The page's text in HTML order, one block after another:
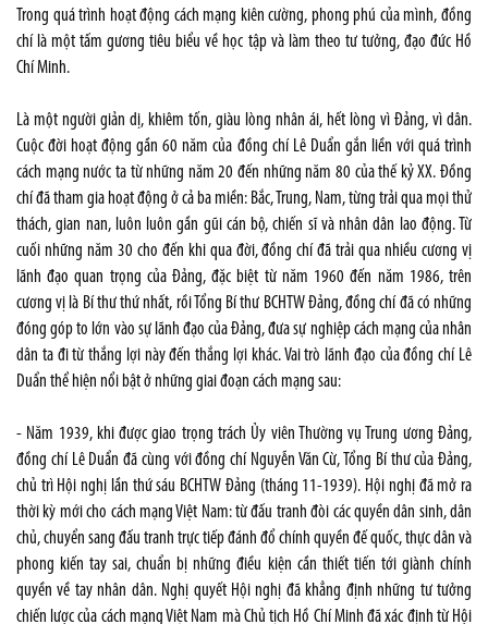
Trong quá trình hoạt động cách mạng kiên cường, phong phú của mình, đồng
chí là một tấm gương tiêu biểu về học tập và làm theo tư tưởng, đạo đức Hồ
Chí Minh.
Là một người giản dị, khiêm tốn, giàu lòng nhân ái, hết lòng vì Đảng, vì dân.
Cuộc đời hoạt động gần 60 năm của đồng chí Lê Duẩn gắn liền với quá trình
cách mạng nước ta từ những năm 20 đến những năm 80 của thế kỷ XX. Đồng
chí đã tham gia hoạt động ở cả ba miền: Bắc, Trung, Nam, từng trải qua mọi thử
thách, gian nan, luôn luôn gần gũi cán bộ, chiến sĩ và nhân dân lao động. Từ
cuối những năm 30 cho đến khi qua đời, đồng chí đã trải qua nhiều cương vị
lãnh đạo quan trọng của Đảng, đặc biệt từ năm 1960 đến năm 1986, trên
cương vị là Bí thư thứ nhất, rồi Tổng Bí thư BCHTW Đảng, đồng chí đã có những
đóng góp to lớn vào sự lãnh đạo của Đảng, đưa sự nghiệp cách mạng của nhân
dân ta đi từ thắng lợi này đến thắng lợi khác. Vai trò lãnh đạo của đồng chí Lê
Duẩn thể hiện nổi bật ở những giai đoạn cách mạng sau:
- Năm 1939, khi được giao trọng trách Ủy viên Thường vụ Trung ương Đảng,
đồng chí Lê Duẩn đã cùng với đồng chí Nguyễn Văn Cừ, Tổng Bí thư của Đảng,
chủ trì Hội nghị lần thứ sáu BCHTW Đảng (tháng 11-1939). Hội nghị đã mở ra
thời kỳ mới cho cách mạng Việt Nam: từ đấu tranh đòi các quyền dân sinh, dân
chủ, chuyển sang đấu tranh trực tiếp đánh đổ chính quyền đế quốc, thực dân và
phong kiến tay sai, chuẩn bị những điều kiện cần thiết tiến tới giành chính
quyền về tay nhân dân. Nghị quyết Hội nghị đã khẳng định những tư tưởng
chiến lược của cách mạng Việt Nam mà Chủ tịch Hồ Chí Minh đã xác định từ Hội